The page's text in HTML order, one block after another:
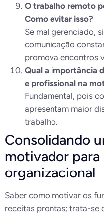
O trabalho remoto
Como evitar isso?
Se mal gerenciado,
comunicação
promova encontros
Qual a importância
e profissional na
Fundamental, pois
apresentam maior
trabalho.
Consolidando
motivador para
organizacional
Saber como motivar os
receitas prontas; trata-se